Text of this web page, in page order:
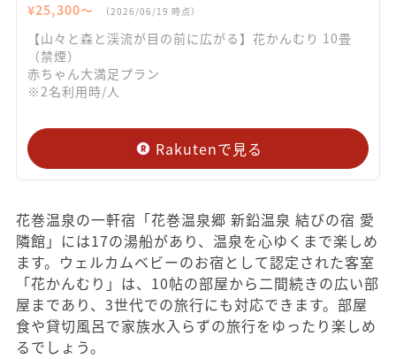
¥25,300〜 （2026/06/19 時点）
【山々と森と渓流が目の前に広がる】花かんむり 10畳
（禁煙）
赤ちゃん大満足プラン
※2名利用時/人
Rakutenで見る
花巻温泉の一軒宿「花巻温泉郷 新鉛温泉 結びの宿 愛
隣館」には17の湯船があり、温泉を心ゆくまで楽しめ
ます。ウェルカムベビーのお宿として認定された客室
「花かんむり」は、10帖の部屋から二間続きの広い部
屋まであり、3世代での旅行にも対応できます。部屋
食や貸切風呂で家族水入らずの旅行をゆったり楽しめ
るでしょう。